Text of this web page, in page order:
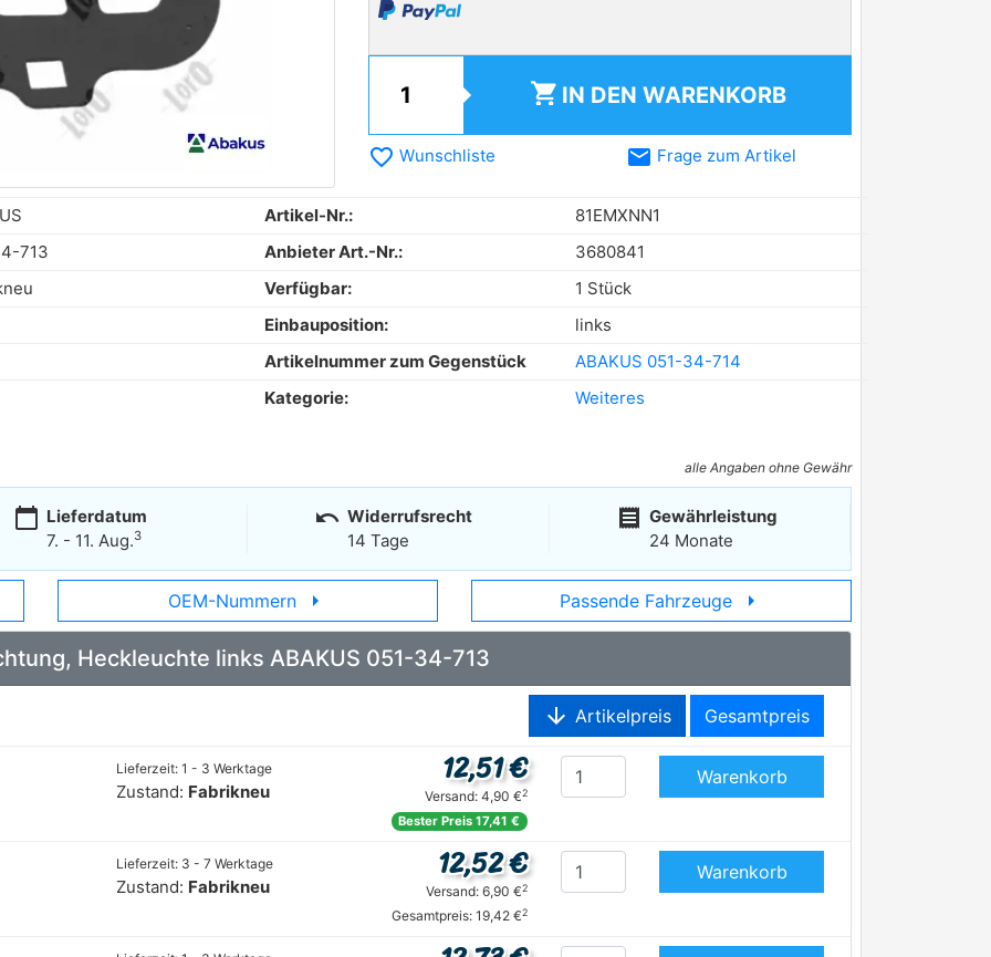
shopping_cart IN DEN WARENKORB
favorite_border Wunschliste email Frage zum Artikel
Artikel-Nr.:
81EMXNN1
713 Anbieter Art.-Nr.:
3680841
Verfügbar:
1 Stück
Einbauposition:
links
Artikelnummer zum Gegenstück
ABAKUS 051-34-714
Kategorie: Weiteres
alle Angaben ohne Gewähr
calendar_today Lieferdatum
7. - 11. Aug.3
undo Widerrufsrecht
14 Tage
receipt Gewährleistung
24 Monate
OEM-Nummern arrow_right Passende Fahrzeuge arrow_right
Heckleuchte links ABAKUS 051-34-713
arrow_downward Artikelpreis Gesamtpreis
Lieferzeit: 1 - 3 Werktage
Zustand: Fabrikneu
12,51 €
Versand: 4,90 €2
Bester Preis 17,41 €
Warenkorb
Lieferzeit: 3 - 7 Werktage
Zustand: Fabrikneu
12,52 €
Versand: 6,90 €2
Gesamtpreis: 19,42 €2
Warenkorb